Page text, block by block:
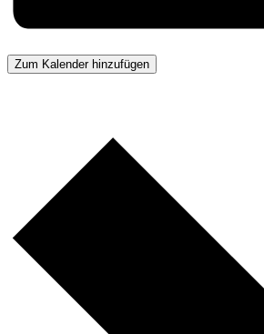
Zum Kalender hinzufügen